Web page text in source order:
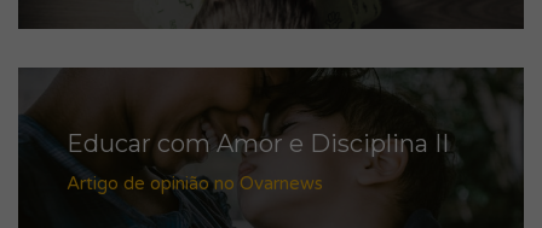
Educar com Amor e Disciplina II
Artigo de opinião no Ovarnews